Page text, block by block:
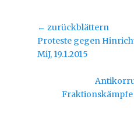
u
e
m
F
e
e
u
m
F
e
r
g
← zurückblättern
Vorheriger
Beitrag:
Proteste gegen
MiJ, 19.1.2015
Beitrag:Fraktionskämpfe